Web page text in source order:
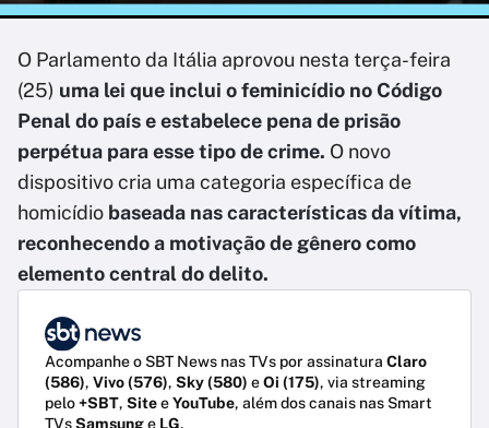
O Parlamento da Itália aprovou nesta terça-feira
(25) uma lei que inclui o feminicídio no Código
Penal do país e estabelece pena de prisão
perpétua para esse tipo de crime. O novo
dispositivo cria uma categoria específica de
homicídio baseada nas características da vítima,
reconhecendo a motivação de gênero como
elemento central do delito.
Acompanhe o SBT News nas TVs por assinatura Claro
(586), Vivo (576), Sky (580) eOi (175), via streaming
pelo+SBT, SiteeYouTube, além dos canais nas Smart
TVsSamsunge LG.